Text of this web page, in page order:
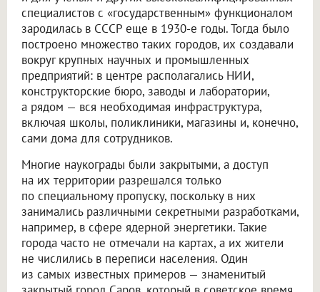
специалистов с «государственным» функционалом
зародилась в СССР еще в 1930-е годы. Тогда было
построено множество таких городов, их создавали
вокруг крупных научных и промышленных
предприятий: в центре располагались НИИ,
конструкторские бюро, заводы и лаборатории,
а рядом — вся необходимая инфраструктура,
включая школы, поликлиники, магазины и, конечно,
сами дома для сотрудников.
Многие наукограды были закрытыми, а доступ
на их территории разрешался только
по специальному пропуску, поскольку в них
занимались различными секретными разработками,
например, в сфере ядерной энергетики. Такие
города часто не отмечали на картах, а их жители
не числились в переписи населения. Один
из самых известных примеров — знаменитый